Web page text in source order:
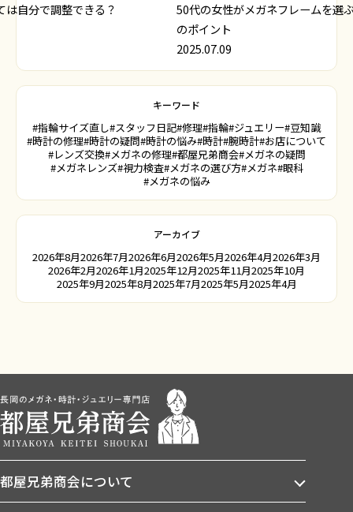
は自分で調整できる？
50代の女性がメガネフレームを選
のポイント
2025.07.09
キーワード
#指輪サイズ直し#スタッフ日記#修理#指輪#ジュエリー#豆知識
#時計の修理#時計の疑問#時計の悩み#時計#腕時計#お店について
#レンズ交換#メガネの修理#都屋兄弟商会#メガネの疑問
#メガネレンズ#視力検査#メガネの選び方#メガネ#眼科
#メガネの悩み
アーカイブ
2026年8月2026年7月2026年6月2026年5月2026年4月2026年3月
2026年2月2026年1月2025年12月2025年11月2025年10月
2025年9月2025年8月2025年7月2025年5月2025年4月
都屋兄弟商会について